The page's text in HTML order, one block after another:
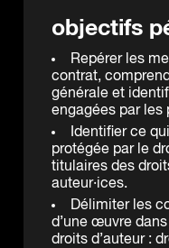
objectifs
Repérer les
contrat,
générale et
engagées par les
Identifier ce
protégée par le
titulaires des
auteur·ices.
Délimiter les
d’une œuvre
droits d’auteur :